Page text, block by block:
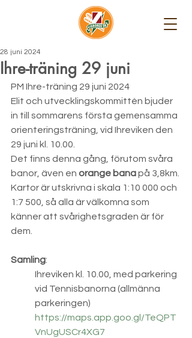
Ihre-träning 29 juni
28 juni 2024
PM Ihre-träning 29 juni 2024
Elit och utvecklingskommittén bjuder
in till sommarens första gemensamma
orienteringsträning, vid Ihreviken den
29 juni kl. 10.00.
Det finns denna gång, förutom svåra
banor, även en orange bana på 3,8km.
Kartor är utskrivna i skala 1:10 000 och
1:7 500, så alla är välkomna som
känner att svårighetsgraden är för
dem.
Samling:
Ihreviken kl. 10.00, med parkering
vid Tennisbanorna (allmänna
parkeringen)
https://maps.app.goo.gl/TeQPT
VnUgUSCr4XG7